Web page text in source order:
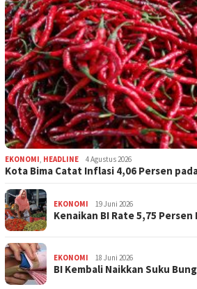
EKONOMI, HEADLINE 4 Agustus 2026
Kota Bima Catat Inflasi 4,06 Persen
EKONOMI 19 Juni 2026
Kenaikan BI Rate 5,75
EKONOMI 18 Juni 2026
BI Kembali Naikkan Suku